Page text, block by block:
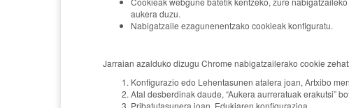
aukera duzu.
Nabigatzaile ezagunenentzako cookieak konfiguratu.
Jarraian azalduko dizugu Chrome nabigatzailerako cookie
Konfigurazio edo Lehentasunen atalera joan, Artxibo
Atal desberdinak daude, “Aukera aurreratuak erakutsi”
Pribatutasunera joan, Edukiaren konfigurazioa.